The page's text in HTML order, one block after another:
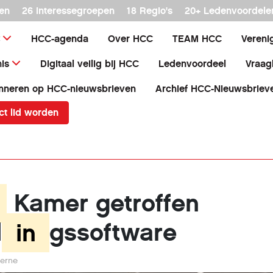
26 interessegroepen 18 Regio's 20+
HCC-agenda Over HCC TEAM HCC
Digitaal veilig bij HCC Ledenvoordeel
op HCC-nieuwsbrieven Archief HCC-
lid worden
Kamer getroffen
in gssoftware